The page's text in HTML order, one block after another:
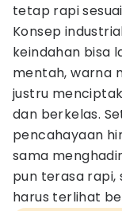
tetap rapi
Konsep
keindahan bisa
mentah, warna
justru
dan berkelas.
pencahayaan
sama
pun terasa
harus terlihat